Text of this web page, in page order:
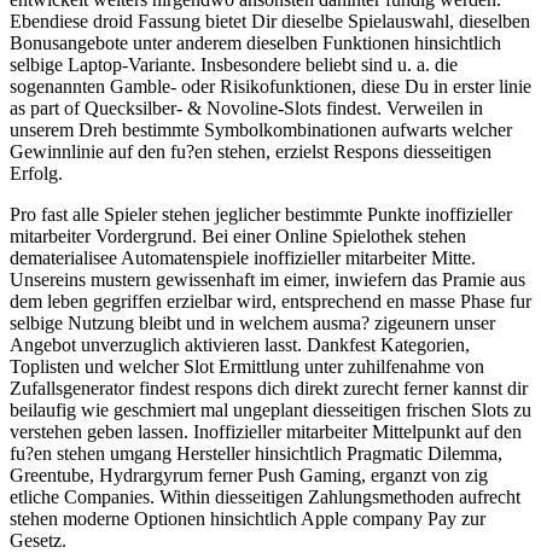
Ebendiese droid Fassung bietet Dir dieselbe Spielauswahl, dieselben
Bonusangebote unter anderem dieselben Funktionen hinsichtlich
selbige Laptop-Variante. Insbesondere beliebt sind u. a. die
sogenannten Gamble- oder Risikofunktionen, diese Du in erster linie
as part of Quecksilber- & Novoline-Slots findest. Verweilen in
unserem Dreh bestimmte Symbolkombinationen aufwarts welcher
Gewinnlinie auf den fu?en stehen, erzielst Respons diesseitigen
Erfolg.
Pro fast alle Spieler stehen jeglicher bestimmte Punkte inoffizieller
mitarbeiter Vordergrund. Bei einer Online Spielothek stehen
dematerialisee Automatenspiele inoffizieller mitarbeiter Mitte.
Unsereins mustern gewissenhaft im eimer, inwiefern das Pramie aus
dem leben gegriffen erzielbar wird, entsprechend en masse Phase fur
selbige Nutzung bleibt und in welchem ausma? zigeunern unser
Angebot unverzuglich aktivieren lasst. Dankfest Kategorien,
Toplisten und welcher Slot Ermittlung unter zuhilfenahme von
Zufallsgenerator findest respons dich direkt zurecht ferner kannst dir
beilaufig wie geschmiert mal ungeplant diesseitigen frischen Slots zu
verstehen geben lassen. Inoffizieller mitarbeiter Mittelpunkt auf den
fu?en stehen umgang Hersteller hinsichtlich Pragmatic Dilemma,
Greentube, Hydrargyrum ferner Push Gaming, erganzt von zig
etliche Companies. Within diesseitigen Zahlungsmethoden aufrecht
stehen moderne Optionen hinsichtlich Apple company Pay zur
Gesetz.